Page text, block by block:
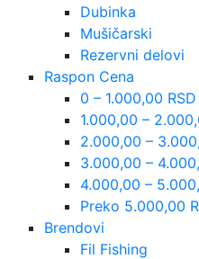
Dubinka
Mušičarski
Rezervni delovi
Raspon Cena
0 – 1.000,00 RSD
1.000,00 –
2.000,00 –
3.000,00 –
4.000,00 –
Preko 5.000,00
Brendovi
Fil Fishing